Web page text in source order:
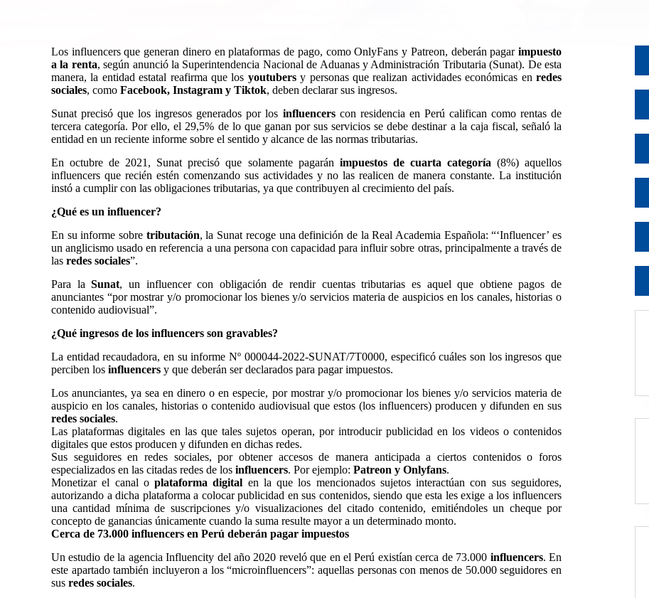
Los influencersque generan dinero en plataformas de pago, comoOnlyFans y Patreon, deberán pagarimpuesto
a la renta, según anunció la Superintendencia Nacional de Aduanas y Administración Tributaria (Sunat). De esta
manera, la entidad estatal reafirma que los youtubersy personas que realizan actividades económicas enredes
sociales, como Facebook, Instagram y Tiktok, deben declarar sus ingresos.
Sunat precisó que los ingresos generados por los influencers con residencia en Perú califican como rentas de
tercera categoría. Por ello, el 29,5% de lo que ganan por sus servicios se debe destinar a la caja fiscal, señaló la
entidad en un reciente informe sobre el sentido y alcance de las normas tributarias.
En octubre de 2021, Sunat precisó que solamente pagarán impuestos de cuarta categoría (8%) aquellos
influencers que recién estén comenzando sus actividades y no las realicen de manera constante. La institución
instó a cumplir con las obligaciones tributarias, ya que contribuyen al crecimiento del país.
¿Qué es un influencer?
En su informe sobre tributación, la Sunat recoge una definición de la Real Academia Española: “‘Influencer’ es
un anglicismo usado en referencia a una persona con capacidad para influir sobre otras, principalmente a través de
las redes sociales”.
Para laSunat, un influencercon obligación de rendir cuentas tributarias es aquel que obtiene pagos de
anunciantes “por mostrar y/o promocionar los bienes y/o servicios materia de auspicios en los canales, historias o
contenido audiovisual”.
¿Qué ingresos de los influencers son gravables?
La entidad recaudadora, en su informe Nº 000044-2022-SUNAT/7T0000, especificó cuáles son los ingresos que
perciben los influencers y que deberán ser declarados para pagar impuestos.
Los anunciantes, ya sea en dinero o en especie, por mostrar y/o promocionar los bienes y/o servicios materia de
auspicio en los canales, historias o contenido audiovisual que estos (los influencers) producen y difunden en sus
redes sociales.
Las plataformas digitales en las que tales sujetos operan, por introducir publicidad en los videos o contenidos
digitales que estos producen y difunden en dichas redes.
Sus seguidores en redes sociales, por obtener accesos de manera anticipada a ciertos contenidos o foros
especializados en las citadas redes de los influencers. Por ejemplo: Patreon y Onlyfans.
Monetizar el canal oplataforma digital en la que los mencionados sujetos interactúan con sus seguidores,
autorizando a dicha plataforma a colocar publicidad en sus contenidos, siendo que esta les exige a los influencers
una cantidad mínima de suscripciones y/o visualizaciones del citado contenido, emitiéndoles un cheque por
concepto de ganancias únicamente cuando la suma resulte mayor a un determinado monto.
Cerca de 73.000 influencers en Perú deberán pagar impuestos
Un estudio de la agencia Influencity del año 2020 reveló que en el Perú existían cerca de 73.000 influencers. En
este apartado también incluyeron a los “microinfluencers”: aquellas personas con menos de 50.000 seguidores en
sus redes sociales.